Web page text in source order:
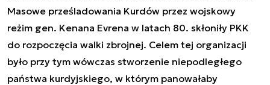
Masowe prześladowania Kurdów przez wojskowy
reżim gen. Kenana Evrena w latach 80. skłoniły PKK
do rozpoczęcia walki zbrojnej. Celem tej organizacji
było przy tym wówczas stworzenie niepodległego
państwa kurdyjskiego, w którym panowałaby